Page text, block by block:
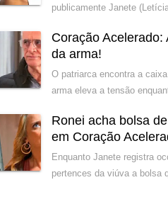
publicamente Janete
Coração
da arma!
O patriarca encontra a
arma eleva a tensão
Ronei acha bolsa
em Coração
Enquanto Janete registra
pertences da viúva a bolsa